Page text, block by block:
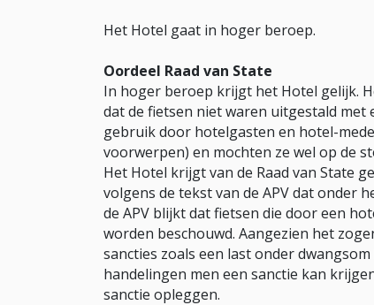
Het Hotel gaat in hoger beroep.
Oordeel Raad van State
In hoger beroep krijgt het Hotel gelijk.
dat de fietsen niet waren uitgestald met
gebruik door hotelgasten en hotel-
voorwerpen) en mochten ze wel op de
Het Hotel krijgt van de Raad van State
volgens de tekst van de APV dat onder
de APV blijkt dat fietsen die door een
worden beschouwd. Aangezien het
sancties zoals een last onder
handelingen men een sanctie kan
sanctie opleggen.